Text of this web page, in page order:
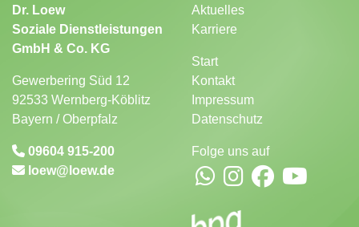
Dr. Loew
Soziale Dienstleistungen
GmbH & Co. KG
Gewerbering Süd 12
92533 Wernberg-Köblitz
Bayern / Oberpfalz
09604 915-200
loew
loew.de
Aktuelles
Karriere
Start
Kontakt
Impressum
Datenschutz
Folge uns auf